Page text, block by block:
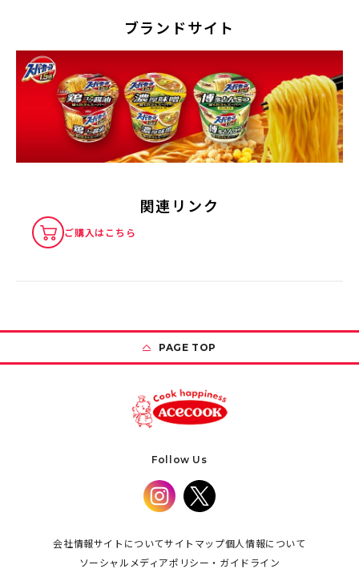
ブランドサイト
関連リンク
ご購入はこちら
PAGE TOP
Follow Us
会社情報サイトについてサイトマップ個人情報について
ソーシャルメディアポリシー・ガイドライン